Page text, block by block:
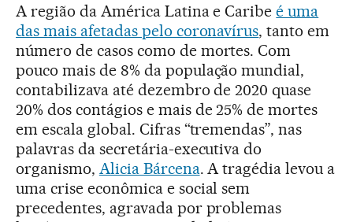
A região da América Latina e Caribeé uma
das mais afetadas pelo coronavírus, tanto em
número de casos como de mortes. Com
pouco mais de 8% da população mundial,
contabilizava até dezembro de 2020 quase
20% dos contágios e mais de 25% de mortes
em escala global. Cifras “tremendas”, nas
palavras da secretária-executiva do
organismo, Alicia Bárcena. A tragédia levou a
uma crise econômica e social sem
precedentes, agravada por problemas